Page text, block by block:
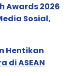
Awards 2026
Sosial,
Hentikan
di ASEAN